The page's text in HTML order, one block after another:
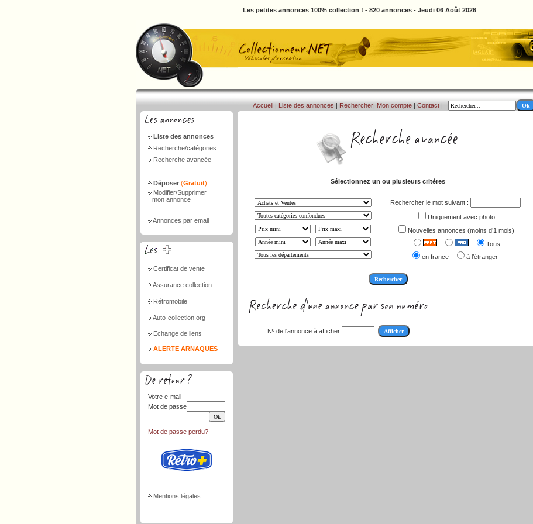
Les petites annonces 100% collection ! - 820 annonces - Jeudi 06 Août 2026
Liste des annonces
Recherche/catégories
Recherche avancée
Déposer (Gratuit)
Modifier/Supprimer
mon annonce
Annonces par email
Certificat de vente
Assurance collection
Rétromobile
Auto-collection.org
Echange de liens
ALERTE ARNAQUES
Votre e-mail
Mot de passe
Mot de passe perdu?
Mentions légales
Accueil | Liste des annonces | Rechercher| Mon compte | Contact |
Sélectionnez un ou plusieurs critères
Rechercher le mot suivant :
Uniquement avec photo
Nouvelles annonces (moins d’1 mois)
Tous
en france
à l’étranger
Nº de l'annonce à afficher